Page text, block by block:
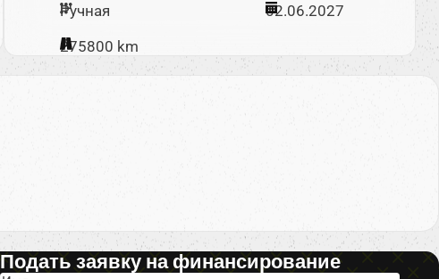
Ручная 02.06.2027
275800 km
Подать заявку на финансирование